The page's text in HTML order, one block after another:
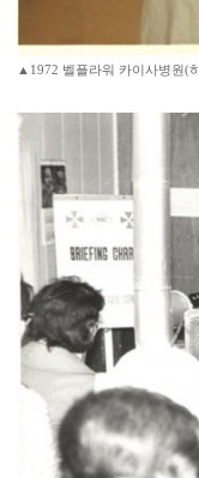
▲1972 벨플라워 카이사병원(